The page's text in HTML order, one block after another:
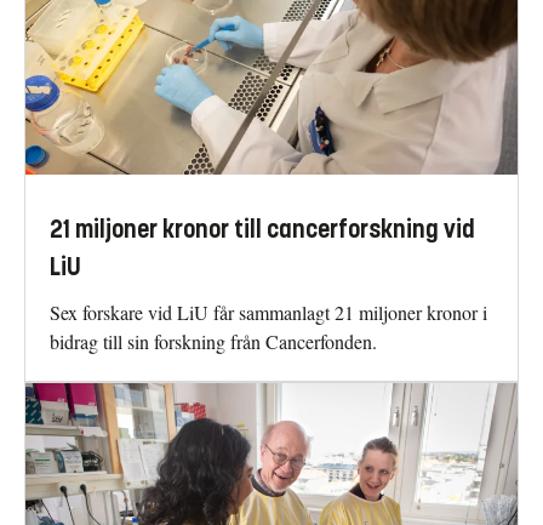
21 miljoner kronor till cancerforskning vid
LiU
Sex forskare vid LiU får sammanlagt 21 miljoner kronor i
bidrag till sin forskning från Cancerfonden.